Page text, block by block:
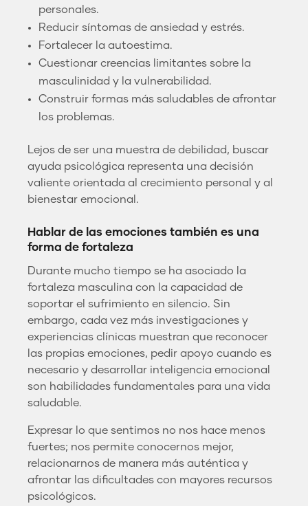
personales.
Reducir síntomas de ansiedad y estrés.
Fortalecer la autoestima.
Cuestionar creencias limitantes sobre la
masculinidad y la vulnerabilidad.
Construir formas más saludables de afrontar
los problemas.
Lejos de ser una muestra de debilidad, buscar
ayuda psicológica representa una decisión
valiente orientada al crecimiento personal y al
bienestar emocional.
Hablar de las emociones también es una
forma de fortaleza
Durante mucho tiempo se ha asociado la
fortaleza masculina con la capacidad de
soportar el sufrimiento en silencio. Sin
embargo, cada vez más investigaciones y
experiencias clínicas muestran que reconocer
las propias emociones, pedir apoyo cuando es
necesario y desarrollar inteligencia emocional
son habilidades fundamentales para una vida
saludable.
Expresar lo que sentimos no nos hace menos
fuertes; nos permite conocernos mejor,
relacionarnos de manera más auténtica y
afrontar las dificultades con mayores recursos
psicológicos.